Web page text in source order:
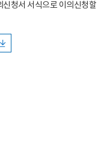
신청서 서식으로 이의신청할